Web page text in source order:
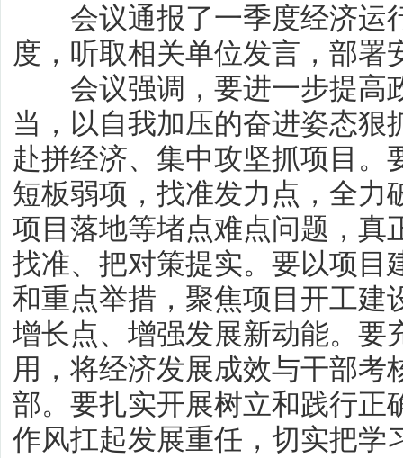
会议通报了一季度经济运
度，听取相关单位发言，部署
会议强调，要进一步提高
当，以自我加压的奋进姿态狠
赴拼经济、集中攻坚抓项目。
短板弱项，找准发力点，全力
项目落地等堵点难点问题，真
找准、把对策提实。要以项目
和重点举措，聚焦项目开工建
增长点、增强发展新动能。要
用，将经济发展成效与干部考
部。要扎实开展树立和践行正
作风扛起发展重任，切实把学